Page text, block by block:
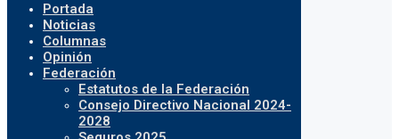
Portada
Noticias
Columnas
Opinión
Federación
Estatutos de la Federación
Consejo Directivo Nacional 2024-
2028